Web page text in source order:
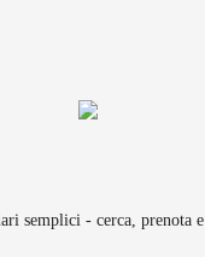
semplici - cerca, prenota